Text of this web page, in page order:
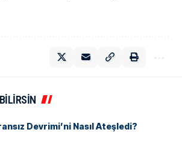
Devrimi’ni Nasıl Ateşledi?